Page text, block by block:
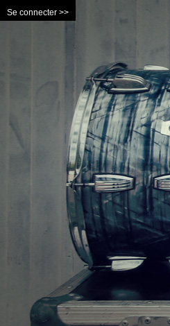
Se connecter >>